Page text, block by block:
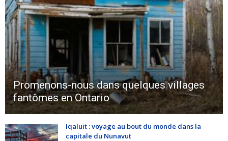
Promenons-nous dans quelques villages
fantômes en Ontario
Iqaluit : voyage au bout du monde dans la
capitale du Nunavut